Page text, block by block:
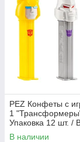
PEZ Конфеты с
1
Упаковка 12 шт. /
В наличии